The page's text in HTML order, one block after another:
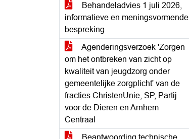
Behandeladvies 1 juli 2026,
informatieve en meningsvormende
bespreking
Agenderingsverzoek 'Zorgen
om het ontbreken van zicht op
kwaliteit van jeugdzorg onder
gemeentelijke zorgplicht' van de
fracties ChristenUnie, SP, Partij
voor de Dieren en Arnhem
Centraal
Beantwoording technische